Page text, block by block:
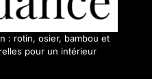
: rotin, osier, bambou et
pour un intérieur